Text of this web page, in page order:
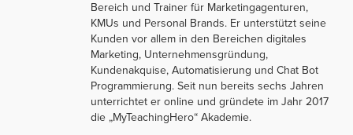
Bereich und Trainer für Marketingagenturen,
KMUs und Personal Brands. Er unterstützt seine
Kunden vor allem in den Bereichen digitales
Marketing, Unternehmensgründung,
Kundenakquise, Automatisierung und Chat Bot
Programmierung. Seit nun bereits sechs Jahren
unterrichtet er online und gründete im Jahr 2017
die „MyTeachingHero“ Akademie.